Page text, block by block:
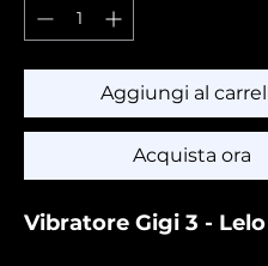
Aggiungi al
Acquista ora
Vibratore Gigi 3 - Lelo